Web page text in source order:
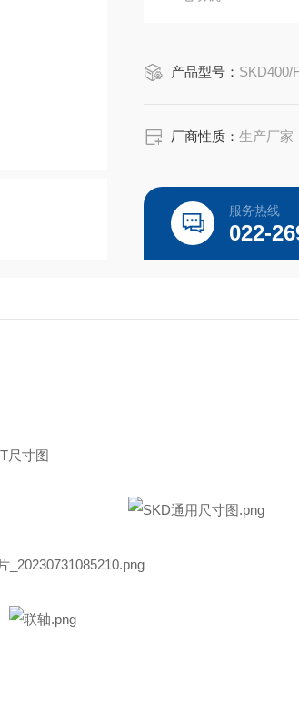
路相连，当电机过热
产品型号： SKD400/
厂商性质：生产厂家
服务热线
022-
尺寸图